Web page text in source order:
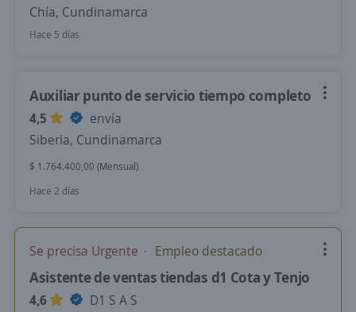
Chía, Cundinamarca
Hace 5 días
Auxiliar punto de servicio tiempo completo
4,5
envía
Siberia, Cundinamarca
$ 1.764.400,00 (Mensual)
Hace 2 días
Se precisa Urgente Empleo destacado
Asistente de ventas tiendas d1 Cota y Tenjo
4,6
D1 S A S